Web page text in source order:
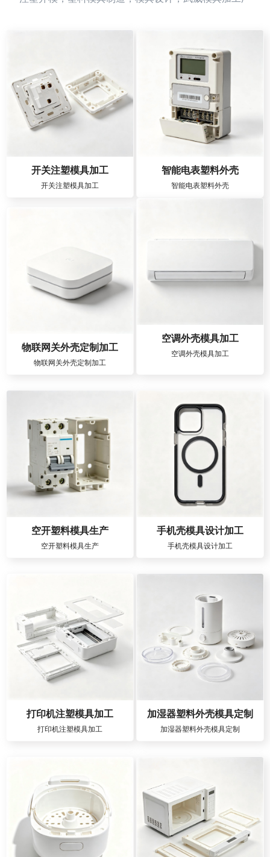
开关注塑模具加工
开关注塑模具加工
智能电表塑料外壳
智能电表塑料外壳
物联网关外壳定制加工
物联网关外壳定制加工
空调外壳模具加工
空调外壳模具加工
空开塑料模具生产
空开塑料模具生产
手机壳模具设计加工
手机壳模具设计加工
打印机注塑模具加工
打印机注塑模具加工
加湿器塑料外壳模具定制
加湿器塑料外壳模具定制